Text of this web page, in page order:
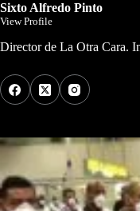
Sixto Alfredo Pinto
View Profile
Director de La Otra Cara.